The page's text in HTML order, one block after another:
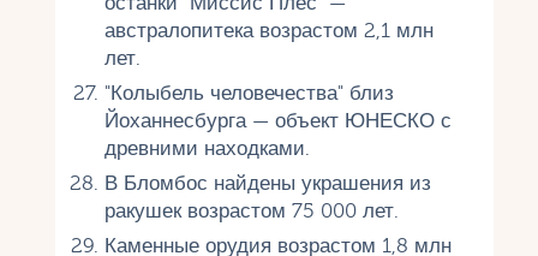
австралопитека возрастом 2,1 млн
лет.
"Колыбель человечества" близ
Йоханнесбурга — объект ЮНЕСКО с
древними находками.
В Бломбос найдены украшения из
ракушек возрастом 75 000 лет.
Каменные орудия возрастом 1,8 млн